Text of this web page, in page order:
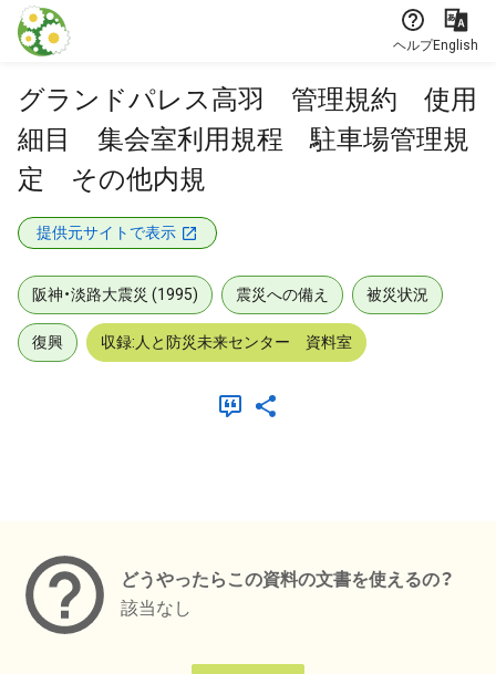
本文に飛ぶ
ヘルプEnglish
グランドパレス高羽 管理規約 使用
細目 集会室利用規程 駐車場管理規
定 その他内規
提供元サイトで表示
阪神・淡路大震災 (1995) 震災への備え 被災状況
復興 収録:人と防災未来センター 資料室
どうやったらこの資料の文書を使えるの？
該当なし